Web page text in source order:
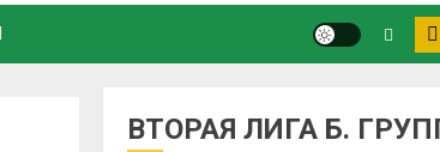
ВТОРАЯ ЛИГА Б.